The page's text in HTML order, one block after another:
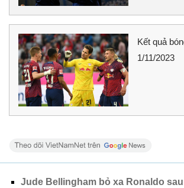
Kết quả
1/11/2023
Jude Bellingham bỏ xa Ronaldo